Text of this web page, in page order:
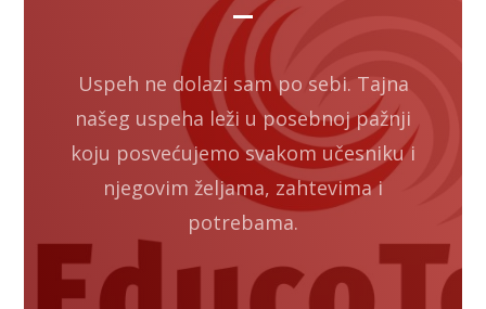
Uspeh ne dolazi sam po sebi. Tajna
našeg uspeha leži u posebnoj pažnji
koju posvećujemo svakom učesniku i
njegovim željama, zahtevima i
potrebama.